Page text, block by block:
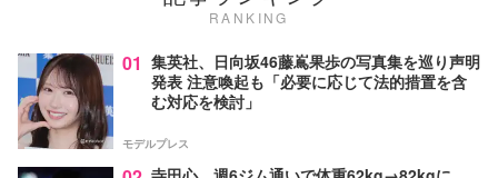
RANKING
01 集英社、日向坂46藤嶌果歩の写真集を巡り声明
発表 注意喚起も「必要に応じて法的措置を含
む対応を検討」
モデルプレス